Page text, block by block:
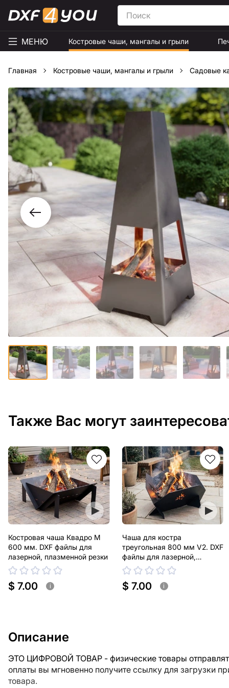
МЕНЮ Костровые чаши, мангалы и грыли
Главная Костровые чаши, мангалы и грыли Садовые
Также Вас могут
Костровая чаша Квадро М
600 мм. DXF файлы для
лазерной, плазменной резки
$ 7.00 i
Чаша для костра
треугольная 800 мм V2. DXF
файлы для лазерной,
плазменной резки
$ 7.00 i
Описание
ЭТО ЦИФРОВОЙ ТОВАР - физические товары
оплаты вы мгновенно получите ссылку для загрузки
товара.